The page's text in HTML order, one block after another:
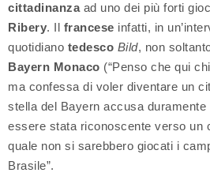
cittadinanzaad uno dei più forti
Ribery. Il francese infatti, in
quotidiano tedesco Bild, non
Bayern Monaco (“Penso che qui
ma confessa di voler diventare un
stella del Bayern accusa duramente
essere stata riconoscente verso un
quale non si sarebbero giocati i
Brasile”.